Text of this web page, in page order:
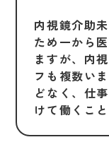
内視鏡介助
ため一から
ますが、内
フも複数い
どなく、仕
けて働くこ